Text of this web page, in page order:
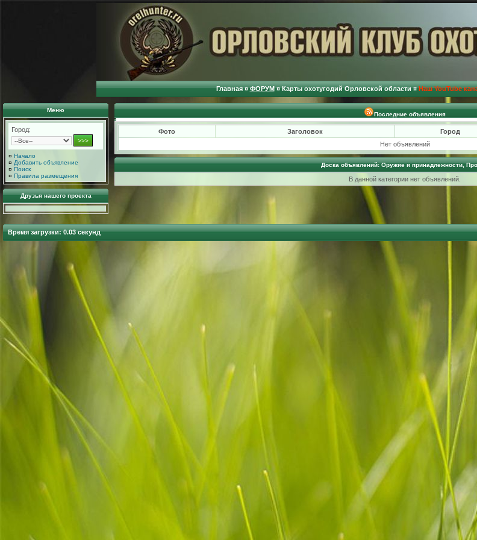
Главная ¤ ФОРУМ ¤ Карты охотугодий Орловской области ¤ Наш YouTube
Меню
Город:
¤ Начало
¤ Добавить объявление
¤ Поиск
¤ Правила размещения
Друзья нашего проекта
Последние объявления
Фото Заголовок Город
Нет объявлений
Доска объявлений: Оружие и принадлежности,
В данной категории нет объявлений.
Время загрузки: 0.03 секунд